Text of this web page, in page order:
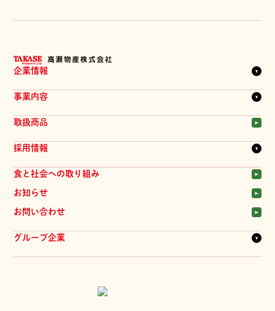
企業情報
企業理念
代表メッセージ
会社概要
拠点一覧
髙瀬物産のあゆみ
事業内容
一覧を見る
物流システム
品質管理
取扱商品
採用情報
一覧を見る
新卒採用
パート採用
食と社会への取り組み
お知らせ
お問い合わせ
グループ企業
ジーマ・髙瀬物産 株式会社